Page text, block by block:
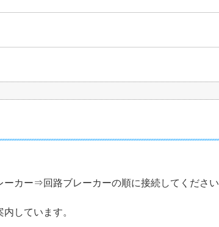
ー⇒回路ブレーカーの順に接続してください
しています。